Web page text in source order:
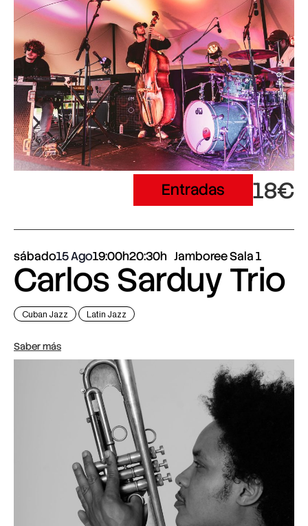
Entradas 18€
sábado15 Ago19:00h20:30h Jamboree Sala 1
Carlos Sarduy Trio
Cuban Jazz Latin Jazz
Saber más